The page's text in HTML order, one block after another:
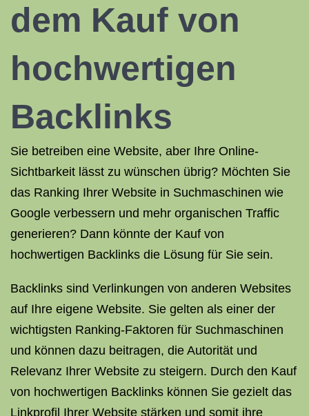
dem Kauf von
hochwertigen
Backlinks
Sie betreiben eine Website, aber Ihre Online-
Sichtbarkeit lässt zu wünschen übrig? Möchten Sie
das Ranking Ihrer Website in Suchmaschinen wie
Google verbessern und mehr organischen Traffic
generieren? Dann könnte der Kauf von
hochwertigen Backlinks die Lösung für Sie sein.
Backlinks sind Verlinkungen von anderen Websites
auf Ihre eigene Website. Sie gelten als einer der
wichtigsten Ranking-Faktoren für Suchmaschinen
und können dazu beitragen, die Autorität und
Relevanz Ihrer Website zu steigern. Durch den Kauf
von hochwertigen Backlinks können Sie gezielt das
Linkprofil Ihrer Website stärken und somit ihre